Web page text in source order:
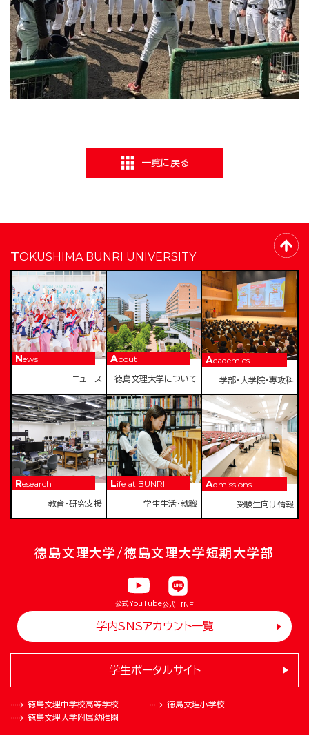
一覧に戻る
TOKUSHIMA BUNRI UNIVERSITY
News
ニュース
About
徳島文理大学について
Academics
学部・大学院・専攻科
Research
教育・研究支援
Life at BUNRI
学生生活・就職
Admissions
受験生向け情報
徳島文理大学/徳島文理大学短期大学部
公式YouTube公式LINE
学内SNSアカウント一覧
徳島文理中学校高等学校
徳島文理小学校
徳島文理大学附属幼稚園
学生ポータルサイト